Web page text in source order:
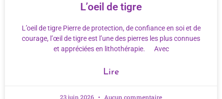
L’oeil de tigre
L’oeil de tigre Pierre de protection, de confiance en soi et de
courage, l’œil de tigre est l’une des pierres les plus connues
et appréciées en lithothérapie. Avec
Lire
23 juin 2026 Aucun commentaire